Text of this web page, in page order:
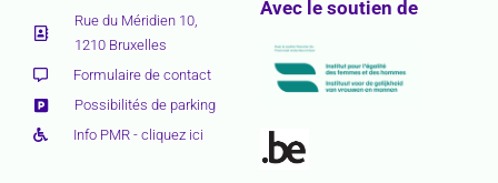
Rue du Méridien 10,
1210 Bruxelles
Formulaire de contact
Possibilités de parking
Info PMR - cliquez ici
Avec le soutien de